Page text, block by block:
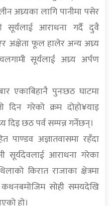
अघ्र्यका लागि पानीमा पसेर
सूर्यलाई आराधना गर्दै दुवै
अक्षेता फूल हालेर अन्य अघ्र्य
सूर्यलाई अघ्र्य अर्पण
एकाबिहानै पुनःछठ घाटमा
गरेको क्रम दोहो¥याइ
दिइ छठ पर्व सम्पन्न गर्नेछन्।
पाण्डव अज्ञातवासमा रहँदा
सूर्यदेवलाई आराधना गरेका
किरात राजाका क्षेत्रमा
सोही समयदेखि